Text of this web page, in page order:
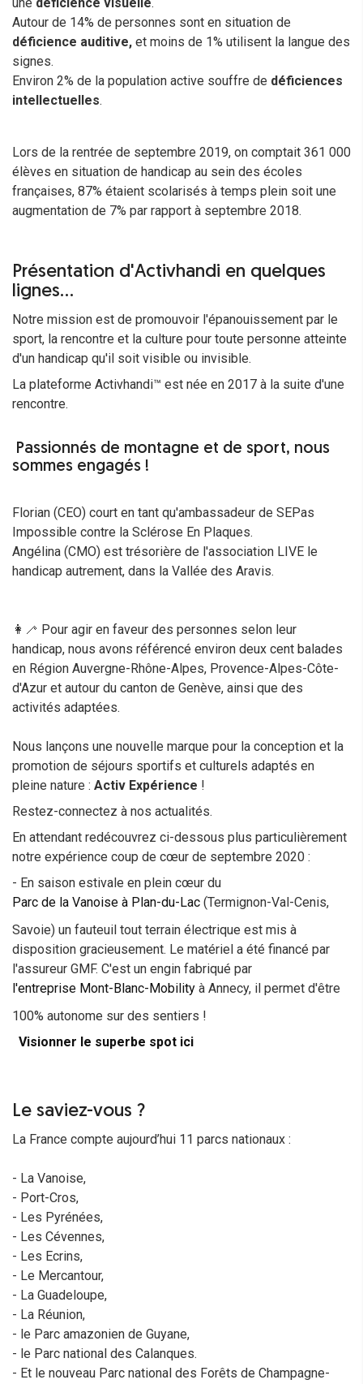
une déficience visuelle.
Autour de 14% de personnes sont en situation de
déficience auditive, et moins de 1% utilisent la langue des
signes.
Environ 2% de la population active souffre de déficiences
intellectuelles.
Lors de la rentrée de septembre 2019, on comptait 361 000
élèves en situation de handicap au sein des écoles
françaises, 87% étaient scolarisés à temps plein soit une
augmentation de 7% par rapport à septembre 2018.
Présentation d'Activhandi en quelques
lignes...
Notre mission est de promouvoir l'épanouissement par le
sport, la rencontre et la culture pour toute personne atteinte
d'un handicap qu'il soit visible ou invisible.
La plateforme Activhandi™ est née en 2017 à la suite d'une
rencontre.
Passionnés de montagne et de sport, nous
sommes engagés !
Florian (CEO) court en tant qu'ambassadeur de SEPas
Impossible contre la Sclérose En Plaques.
Angélina (CMO) est trésorière de l'association LIVE le
handicap autrement, dans la Vallée des Aravis.
👩‍🦯 Pour agir en faveur des personnes selon leur
handicap, nous avons référencé environ deux cent balades
en Région Auvergne-Rhône-Alpes, Provence-Alpes-Côte-
d'Azur et autour du canton de Genève, ainsi que des
activités adaptées.
Nous lançons une nouvelle marque pour la conception et la
promotion de séjours sportifs et culturels adaptés en
pleine nature : Activ Expérience !
Restez-connectez à nos actualités.
En attendant redécouvrez ci-dessous plus particulièrement
notre expérience coup de cœur de septembre 2020 :
- En saison estivale en plein cœur du
Parc de la Vanoise à Plan-du-Lac (Termignon-Val-Cenis,
Savoie) un fauteuil tout terrain électrique est mis à
disposition gracieusement. Le matériel a été financé par
l'assureur GMF. C'est un engin fabriqué par
l'entreprise Mont-Blanc-Mobility à Annecy, il permet d'être
100% autonome sur des sentiers !
Visionner le superbe spot ici
Le saviez-vous ?
La France compte aujourd’hui 11 parcs nationaux :
- La Vanoise,
- Port-Cros,
- Les Pyrénées,
- Les Cévennes,
- Les Ecrins,
- Le Mercantour,
- La Guadeloupe,
- La Réunion,
- le Parc amazonien de Guyane,
- le Parc national des Calanques.
- Et le nouveau Parc national des Forêts de Champagne-